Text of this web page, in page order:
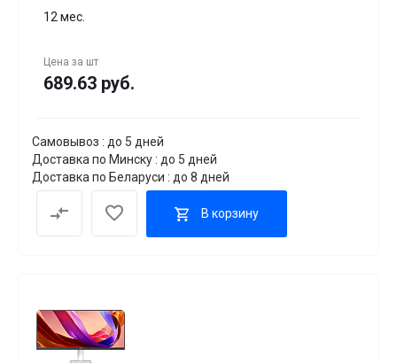
12 мес.
Цена за шт
689.63 руб.
Самовывоз : до 5 дней
Доставка по Минску : до 5 дней
Доставка по Беларуси : до 8 дней
В корзину